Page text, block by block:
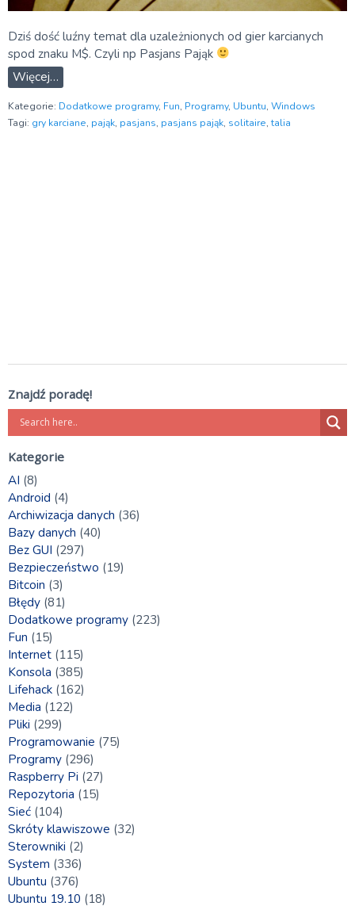
Dziś dość luźny temat dla uzależnionych od gier karcianych
spod znaku M$. Czyli np Pasjans Pająk
Więcej…
Kategorie: Dodatkowe programy, Fun, Programy, Ubuntu, Windows
Tagi: gry karciane, pająk, pasjans, pasjans pająk, solitaire,talia
Znajdź poradę!
Kategorie
AI (8)
Android (4)
Archiwizacja danych (36)
Bazy danych (40)
Bez GUI (297)
Bezpieczeństwo (19)
Bitcoin (3)
Błędy (81)
Dodatkowe programy (223)
Fun (15)
Internet (115)
Konsola (385)
Lifehack (162)
Media (122)
Pliki (299)
Programowanie (75)
Programy (296)
Raspberry Pi (27)
Repozytoria (15)
Sieć (104)
Skróty klawiszowe (32)
Sterowniki (2)
System (336)
Ubuntu (376)
Ubuntu 19.10 (18)